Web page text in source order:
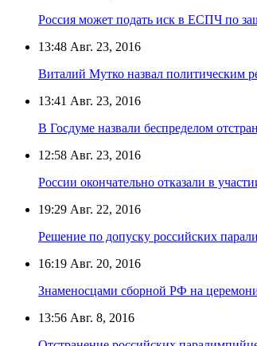
Россия может подать иск в ЕСПЧ по
13:48 Авг. 23, 2016
Виталий Мутко назвал политическим
13:41 Авг. 23, 2016
В Госдуме назвали беспределом
12:58 Авг. 23, 2016
России окончательно отказали в
19:29 Авг. 22, 2016
Решение по допуску российских
16:19 Авг. 20, 2016
Знаменосцами сборной РФ на
13:56 Авг. 8, 2016